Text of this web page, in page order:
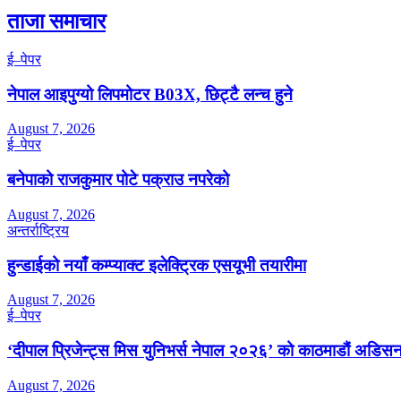
ताजा समाचार
ई–पेपर
नेपाल आइपुग्यो लिपमोटर B03X, छिट्टै लन्च हुने
August 7, 2026
ई–पेपर
बनेपाको राजकुमार पोटे पक्राउ नपरेको
August 7, 2026
अन्तर्राष्ट्रिय
हुन्डाईको नयाँ कम्प्याक्ट इलेक्ट्रिक एसयूभी तयारीमा
August 7, 2026
ई–पेपर
‘दीपाल प्रिजेन्ट्स मिस युनिभर्स नेपाल २०२६’ को काठमाडौं
August 7, 2026